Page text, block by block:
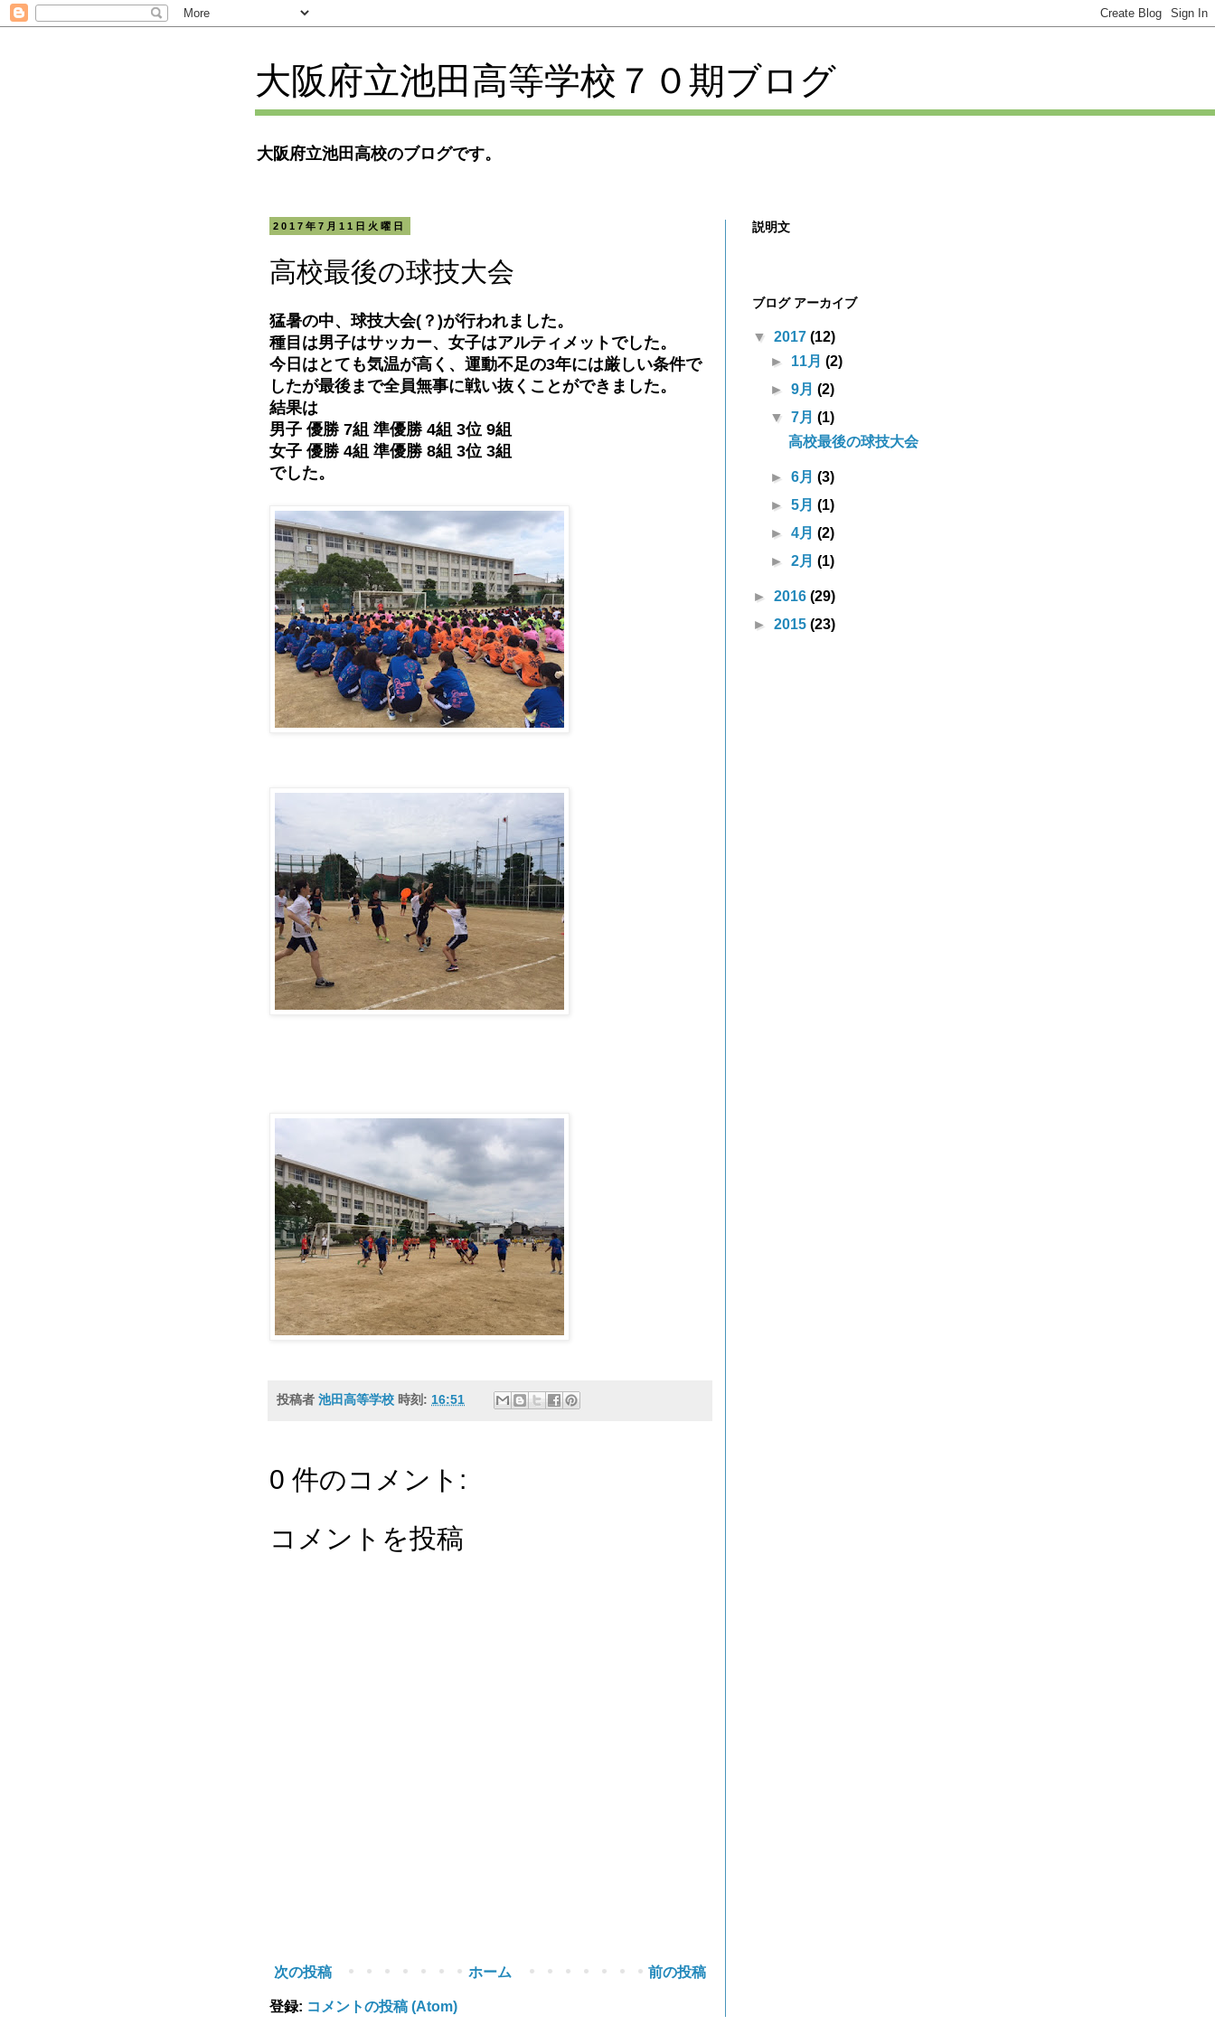
大阪府立池田高等学校７０期ブログ
大阪府立池田高校のブログです。
2017年7月11日火曜日
高校最後の球技大会
猛暑の中、球技大会(？)が行われました。
種目は男子はサッカー、女子はアルティメットでした。
今日はとても気温が高く、運動不足の3年には厳しい条件で
したが最後まで全員無事に戦い抜くことができました。
結果は
男子 優勝 7組 準優勝 4組 3位 9組
女子 優勝 4組 準優勝 8組 3位 3組
でした。
投稿者 池田高等学校 時刻: 16:51
0 件のコメント:
コメントを投稿
次の投稿 前の投稿
ホーム
登録: コメントの投稿 (Atom)
説明文
ブログ アーカイブ
▼ 2017 (12)
► 11月(2)
►9月(2)
▼7月(1)
高校最後の球技大会
►6月(3)
►5月(1)
►4月(2)
►2月(1)
► 2016 (29)
► 2015 (23)